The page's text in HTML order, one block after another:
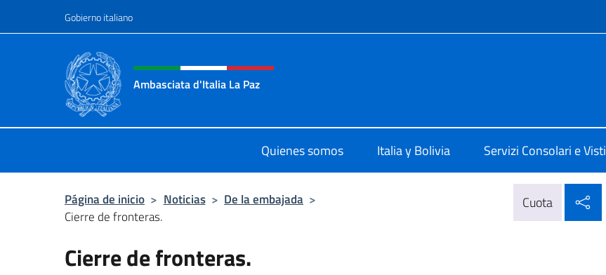
Gobierno italiano
Encabezado del sitio web, redes sociales y menú
Ambasciata d'Italia La Paz
Quienes somos Italia y Bolivia Servizi Consolari e Visti
Página de inicio > Noticias > De la embajada >
Cierre de fronteras.
Cuota
Cierre de fronteras.